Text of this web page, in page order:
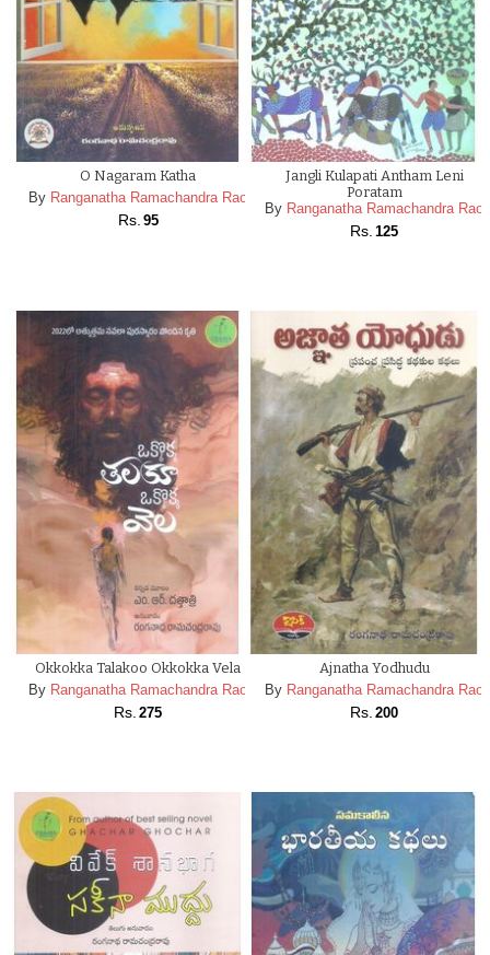
O Nagaram Katha
By Ranganatha Ramachandra Rao
Rs. 95
Jangli Kulapati Antham Leni
Poratam
By Ranganatha Ramachandra Rao
Rs. 125
Okkokka Talakoo Okkokka Vela
By Ranganatha Ramachandra Rao
Rs. 275
Ajnatha Yodhudu
By Ranganatha Ramachandra Rao
Rs. 200